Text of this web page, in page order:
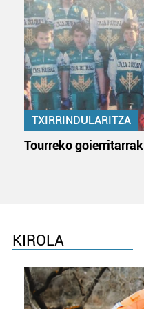
TXIRRINDULARITZA
Tourreko goierritarrak
KIROLA